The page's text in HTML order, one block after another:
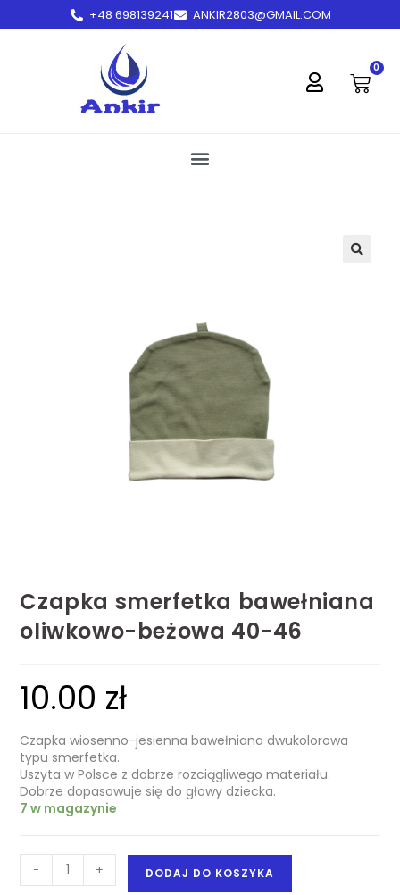
+48 698139241 ANKIR2803@GMAIL.COM
0
Czapka smerfetka bawełniana
oliwkowo-beżowa 40-46
10.00 zł
Czapka wiosenno-jesienna bawełniana dwukolorowa
typu smerfetka.
Uszyta w Polsce z dobrze rozciągliwego materiału.
Dobrze dopasowuje się do głowy dziecka.
7 w magazynie
- + DODAJ DO KOSZYKA